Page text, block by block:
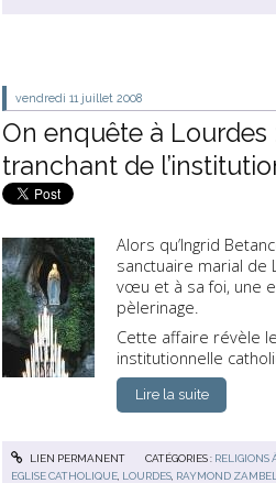
vendredi 11 juillet 2008
On enquête à
tranchant de
Alors qu’Ingrid
sanctuaire marial de
vœu et à sa foi, une
pèlerinage.
Cette affaire révèle
institutionnelle
Lire la suite
LIEN PERMANENT CATÉGORIES : RELIGIONS
EGLISE CATHOLIQUE LOURDES RAYMOND